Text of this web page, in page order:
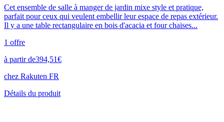
Cet ensemble de salle à manger de jardin mixe style et pratique,
parfait pour ceux qui veulent embellir leur espace de repas extérieur.
Il y a une table rectangulaire en bois d'acacia et four chaises...
1 offre
à partir de394,51€
chez Rakuten FR
Détails du produit